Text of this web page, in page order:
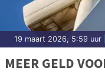
19 maart 2026, 5:59 uur
MEER GELD